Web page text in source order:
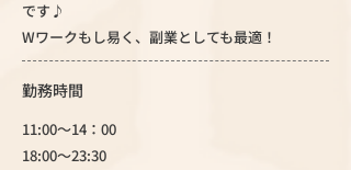
です♪
Wワークもし易く、副業としても最適！
勤務時間
11:00～14：00
18:00～23:30